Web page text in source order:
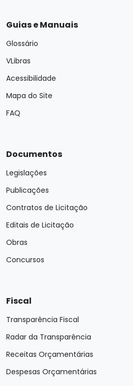
Guias e Manuais
Glossário
VLibras
Acessibilidade
Mapa do Site
FAQ
Documentos
Legislações
Publicações
Contratos de Licitação
Editais de Licitação
Obras
Concursos
Fiscal
Transparência Fiscal
Radar da Transparência
Receitas Orçamentárias
Despesas Orçamentárias